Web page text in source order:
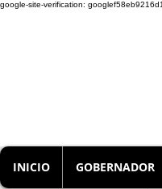
google-site-verification:
INICIO GOBERNADOR